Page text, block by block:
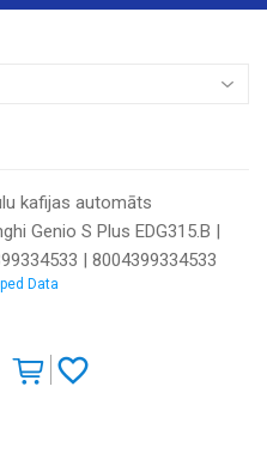
kafijas automāts
Genio S Plus EDG315.B |
| 8004399334533
Data